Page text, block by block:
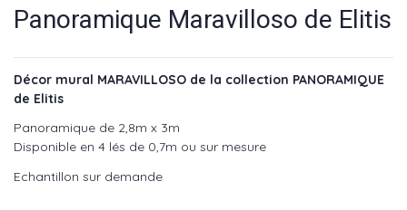
Panoramique Maravilloso de Elitis
Décor mural MARAVILLOSO de la collection PANORAMIQUE
de Elitis
Panoramique de 2,8m x 3m
Disponible en 4 lés de 0,7m ou sur mesure
Echantillon sur demande